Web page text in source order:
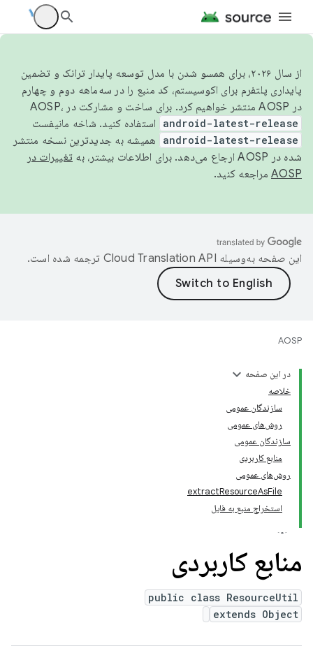
از سال ۲۰۲۶، برای همسو شدن با مدل توسعه پایدار ترانک و تضمین
پایداری پلتفرم برای اکوسیستم، کد منبع را در سه‌ماهه دوم و چهارم
در AOSP منتشر خواهیم کرد. برای ساخت و مشارکت در AOSP،
android-latest-release استفاده کنید. شاخه مانیفست
android-latest-release
همیشه به جدیدترین نسخه منتشر
شده در AOSP ارجاع می‌دهد. برای اطلاعات بیشتر، به
تغییرات در
AOSP مراجعه کنید.
این صفحه به‌وسیله ترجمه شده است.
AOSP
در این صفحه
خلاصه
سازندگان عمومی
روش‌های عمومی
سازندگان عمومی
منابع کاربردی
روش‌های عمومی
extractResourceAsFile
استخراج منبع به فایل
منابع کاربردی
public class ResourceUtil
extends Object